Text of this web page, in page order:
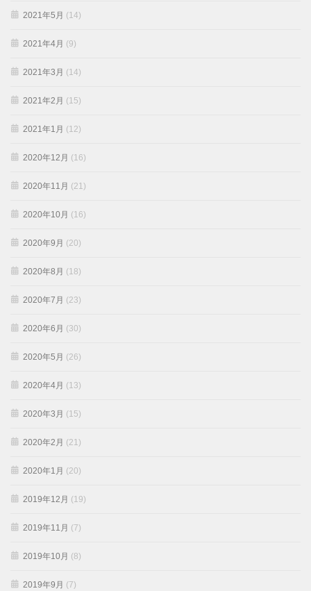
2021年5月 (14)
2021年4月 (9)
2021年3月 (14)
2021年2月 (15)
2021年1月 (12)
2020年12月 (16)
2020年11月 (21)
2020年10月 (16)
2020年9月 (20)
2020年8月 (18)
2020年7月 (23)
2020年6月 (30)
2020年5月 (26)
2020年4月 (13)
2020年3月 (15)
2020年2月 (21)
2020年1月 (20)
2019年12月 (19)
2019年11月 (7)
2019年10月 (8)
2019年9月 (7)